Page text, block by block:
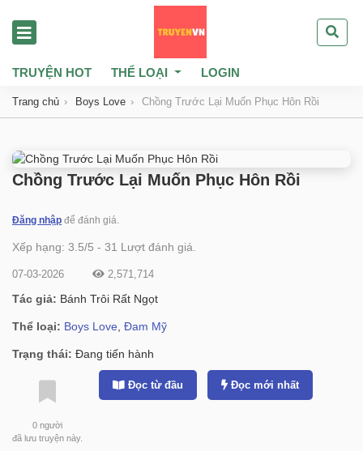
TRUYỆN HOT THỂ LOẠI LOGIN
Trang chủ Boys Love Chồng Trước Lại Muốn Phục Hôn Rồi
Chồng Trước Lại Muốn Phục Hôn Rồi
Đăng nhập để đánh giá.
Xếp hạng: 3.5/5 - 31 Lượt đánh giá.
07-03-2026 2,571,714
Tác giả: Bánh Trôi Rất Ngọt
Thể loại: Boys Love Đam Mỹ
Trạng thái: Đang tiến hành
0 người
đã lưu truyện này.
Đọc từ đầu Đọc mới nhất